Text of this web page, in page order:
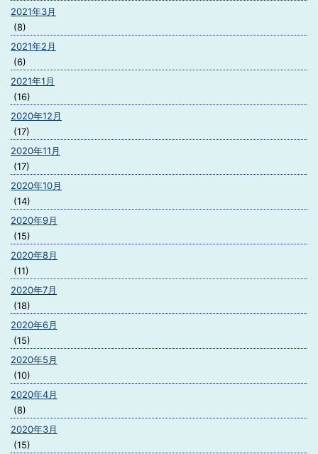
2021年3月
(8)
2021年2月
(6)
2021年1月
(16)
2020年12月
(17)
2020年11月
(17)
2020年10月
(14)
2020年9月
(15)
2020年8月
(11)
2020年7月
(18)
2020年6月
(15)
2020年5月
(10)
2020年4月
(8)
2020年3月
(15)